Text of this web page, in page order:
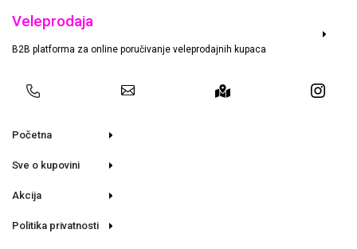
Veleprodaja
B2B platforma za online poručivanje veleprodajnih kupaca
Početna
Sve o kupovini
Akcija
Politika privatnosti